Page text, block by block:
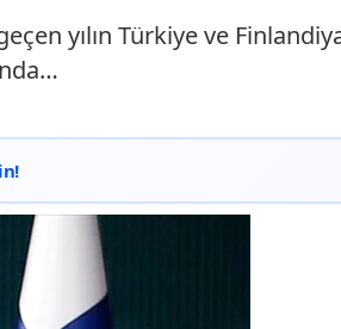
yılın Türkiye ve